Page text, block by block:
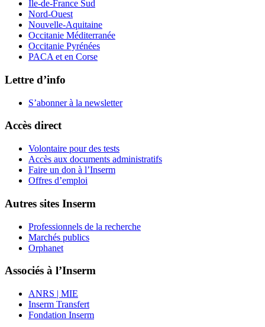
Île-de-France Sud
Nord-Ouest
Nouvelle-Aquitaine
Occitanie Méditerranée
Occitanie Pyrénées
PACA et en Corse
Lettre d’info
S’abonner à la newsletter
Accès direct
Volontaire pour des tests
Accès aux documents administratifs
Faire un don à l’Inserm
Offres d’emploi
Autres sites Inserm
Professionnels de la recherche
Marchés publics
Orphanet
Associés à l’Inserm
ANRS | MIE
Inserm Transfert
Fondation Inserm